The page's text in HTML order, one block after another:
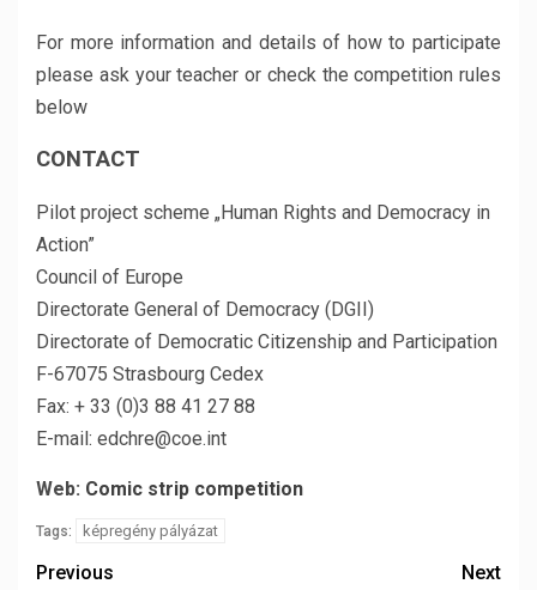
For more information and details of how to participate
please ask your teacher or check the competition rules
below
CONTACT
Pilot project scheme „Human Rights and Democracy in
Action”
Council of Europe
Directorate General of Democracy (DGII)
Directorate of Democratic Citizenship and Participation
F-67075 Strasbourg Cedex
Fax: + 33 (0)3 88 41 27 88
E-mail: edchre@coe.int
Web: Comic strip competition
Tags: képregény pályázat
Previous Next